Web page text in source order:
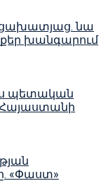
նա
խանգարում
պետական
«Փաստ»